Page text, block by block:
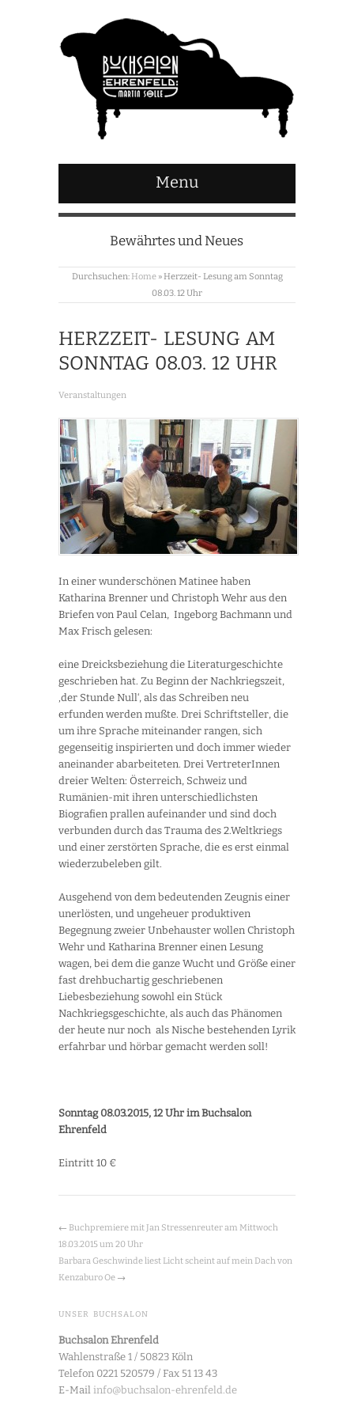
Menu
Bewährtes und Neues
Durchsuchen: Home »Herzzeit- Lesung am Sonntag
08.03. 12 Uhr
HERZZEIT- LESUNG AM
SONNTAG 08.03. 12 UHR
Veranstaltungen
In einer wunderschönen Matinee haben
Katharina Brenner und Christoph Wehr aus den
Briefen von Paul Celan, Ingeborg Bachmann und
Max Frisch gelesen:
eine Dreicksbeziehung die Literaturgeschichte
geschrieben hat. Zu Beginn der Nachkriegszeit,
‚der Stunde Null‘, als das Schreiben neu
erfunden werden mußte. Drei Schriftsteller, die
um ihre Sprache miteinander rangen, sich
gegenseitig inspirierten und doch immer wieder
aneinander abarbeiteten. Drei VertreterInnen
dreier Welten: Österreich, Schweiz und
Rumänien-mit ihren unterschiedlichsten
Biografien prallen aufeinander und sind doch
verbunden durch das Trauma des 2.Weltkriegs
und einer zerstörten Sprache, die es erst einmal
wiederzubeleben gilt.
Ausgehend von dem bedeutenden Zeugnis einer
unerlösten, und ungeheuer produktiven
Begegnung zweier Unbehauster wollen Christoph
Wehr und Katharina Brenner einen Lesung
wagen, bei dem die ganze Wucht und Größe einer
fast drehbuchartig geschriebenen
Liebesbeziehung sowohl ein Stück
Nachkriegsgeschichte, als auch das Phänomen
der heute nur noch als Nische bestehenden Lyrik
erfahrbar und hörbar gemacht werden soll!
Sonntag 08.03.2015, 12 Uhr im Buchsalon
Ehrenfeld
Eintritt 10 €
← Buchpremiere mit Jan Stressenreuter am Mittwoch
18.03.2015 um 20 Uhr
Barbara Geschwinde liest Licht scheint auf mein Dach von
Kenzaburo Oe →
UNSER BUCHSALON
Buchsalon Ehrenfeld
Wahlenstraße 1 / 50823 Köln
Telefon 0221 520579 / Fax 51 13 43
E-Mail info@buchsalon-ehrenfeld.de